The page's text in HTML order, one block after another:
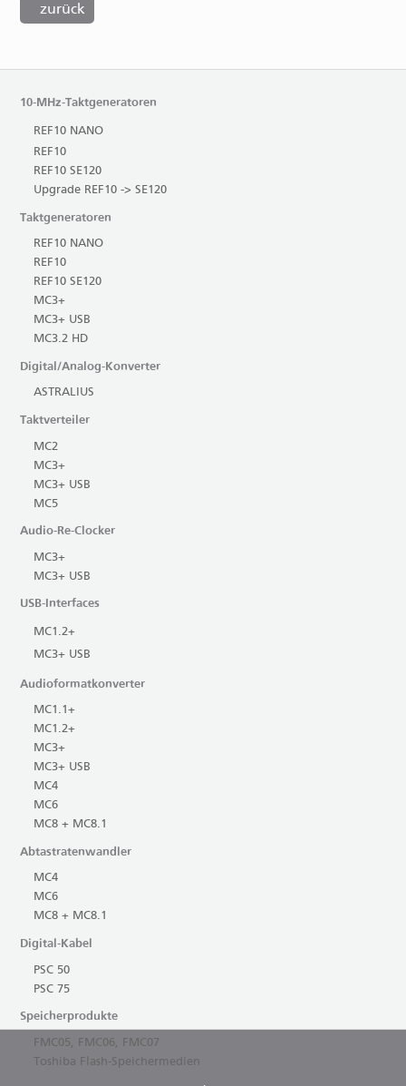
zurück
10-MHz-Taktgeneratoren
REF10 NANO
REF10
REF10 SE120
Upgrade REF10 -> SE120
Taktgeneratoren
REF10 NANO
REF10
REF10 SE120
MC3+
MC3+ USB
MC3.2 HD
Digital/Analog-Konverter
ASTRALIUS
Taktverteiler
MC2
MC3+
MC3+ USB
MC5
Audio-Re-Clocker
MC3+
MC3+ USB
USB-Interfaces
MC1.2+
MC3+ USB
Audioformatkonverter
MC1.1+
MC1.2+
MC3+
MC3+ USB
MC4
MC6
MC8 + MC8.1
Abtastratenwandler
MC4
MC6
MC8 + MC8.1
Digital-Kabel
PSC 50
PSC 75
Speicherprodukte
FMC05, FMC06, FMC07
Toshiba Flash-Speichermedien